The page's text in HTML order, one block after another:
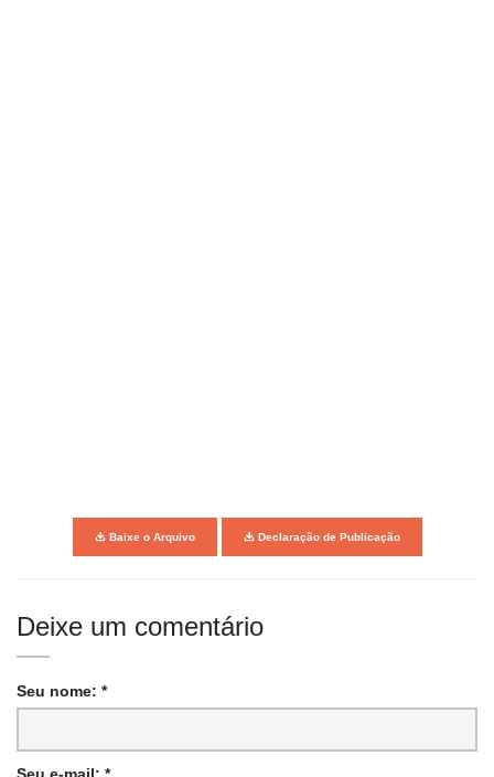
Baixe o Arquivo Declaração de Publicação
Deixe um comentário
Seu nome: *